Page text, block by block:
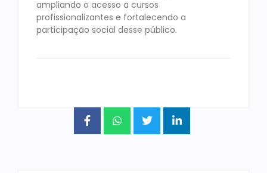
ampliando o acesso a cursos
profissionalizantes e fortalecendo a
participação social desse público.